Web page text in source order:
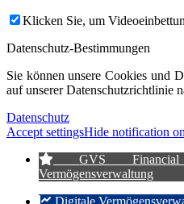
Klicken Sie, um
Datenschutz-Bestimmungen
Sie können unsere Cookies und
auf unserer Datenschutzrichtlinie
Datenschutz
Accept settingsHide notification
GVS
Vermögensverwaltung